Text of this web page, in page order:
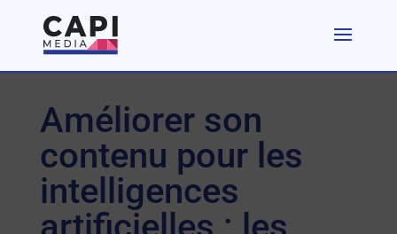
Améliorer son
contenu pour les
intelligences